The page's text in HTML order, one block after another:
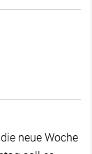
neue Woche